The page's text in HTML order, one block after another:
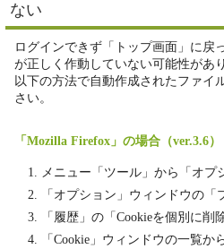
ない
ログインできず「トップ画面」に戻
が正しく作動していない可能性があ
以下の方法で自動作成されたファイ
さい。
「Mozilla Firefox」の場合（ver.3.6）
メニュー「ツール」から「オプ
「オプション」ウィンドウの
「履歴」の「Cookieを個別に削
「Cookie」ウィンドウの一覧か